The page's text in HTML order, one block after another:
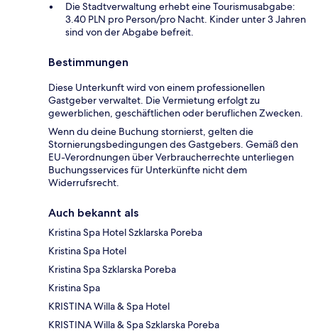
Die Stadtverwaltung erhebt eine Tourismusabgabe:
3.40 PLN pro Person/pro Nacht. Kinder unter 3 Jahren
sind von der Abgabe befreit.
Bestimmungen
Diese Unterkunft wird von einem professionellen
Gastgeber verwaltet. Die Vermietung erfolgt zu
gewerblichen, geschäftlichen oder beruflichen Zwecken.
Wenn du deine Buchung stornierst, gelten die
Stornierungsbedingungen des Gastgebers. Gemäß den
EU-Verordnungen über Verbraucherrechte unterliegen
Buchungsservices für Unterkünfte nicht dem
Widerrufsrecht.
Auch bekannt als
Kristina Spa Hotel Szklarska Poreba
Kristina Spa Hotel
Kristina Spa Szklarska Poreba
Kristina Spa
KRISTINA Willa & Spa Hotel
KRISTINA Willa & Spa Szklarska Poreba